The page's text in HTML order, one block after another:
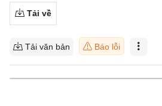
Tải về
Tải văn bản Báo lỗi